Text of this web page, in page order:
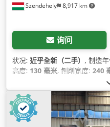
Szendehely 8,917 km
询问
状况: 近乎全新（二手） , 制造
高度: 130 毫米, 刨削宽度: 240